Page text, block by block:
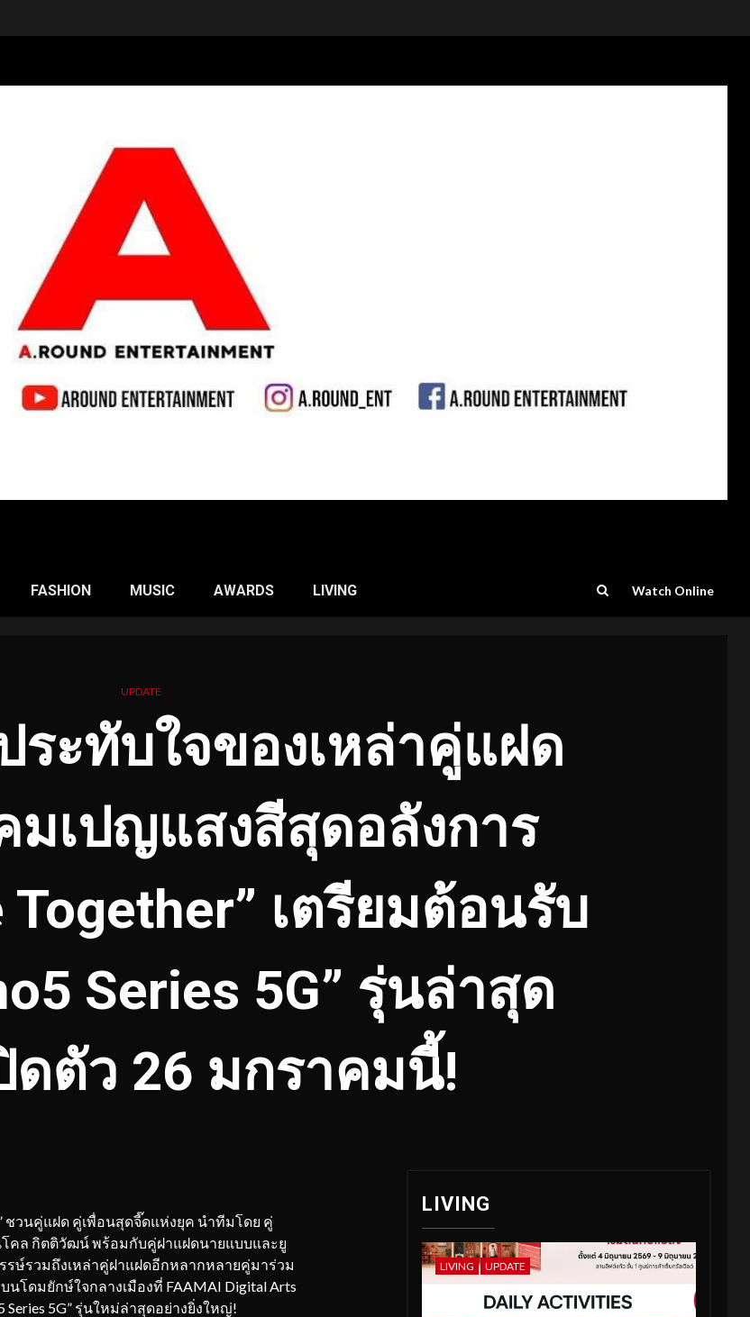
FASHION MUSIC AWARDS LIVING Watch Online
UPDATE
ะทับใจของเหล่าคู่แฝด
เปญแสงสีสุดอลังการ
Together” เตรียมต้อนรับ
Series 5G” รุ่นล่าสุด
ดตัว 26 มกราคมนี้!
ชวนคู่แฝด คู่เพื่อนสุดจี๊ดแห่งยุค นำทีมโดย คู่
คล กิตติวัฒน์ พร้อมกับคู่ฝาแฝดนายแบบและยู
รวมถึงเหล่าคู่ฝาแฝดอีกหลากหลายคู่มาร่วม
โดมยักษ์ใจกลางเมืองที่ FAAMAI Digital Arts
Series 5G” รุ่นใหม่ล่าสุดอย่างยิ่งใหญ่!
LIVING
LIVING UPDATE